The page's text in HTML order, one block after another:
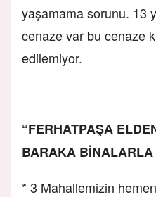
yaşamama sorunu. 13
cenaze var bu cenaze
edilemiyor.
“FERHATPAŞA
BARAKA BİNALARLA
* 3 Mahallemizin